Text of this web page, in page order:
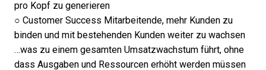
pro Kopf zu generieren
○ Customer Success Mitarbeitende, mehr Kunden zu
binden und mit bestehenden Kunden weiter zu wachsen
…was zu einem gesamten Umsatzwachstum führt, ohne
dass Ausgaben und Ressourcen erhöht werden müssen